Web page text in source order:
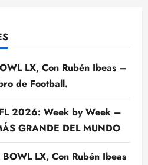
LX, Con Rubén Ibeas –
de Football.
2026: Week by Week –
GRANDE DEL MUNDO
BOWL LX, Con Rubén Ibeas